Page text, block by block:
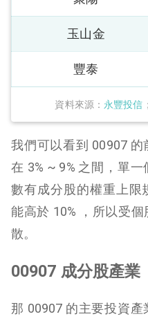
資料來源： 永豐投信
玉山金
豐泰
我們可以看到 00907
在 3% ~ 9% 之間，單
數有成分股的權重上限
能高於 10% ，所以受
散。
00907 成分股產業
那 00907 的主要投資